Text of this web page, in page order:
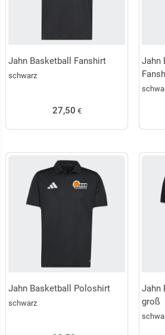
Jahn Basketball Fanshirt
schwarz
27,50 €
Jahn
Jahn Basketball Poloshirt
schwarz
Jahn
groß